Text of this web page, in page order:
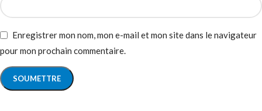
Enregistrer mon nom, mon e-mail et mon site dans le navigateur
pour mon prochain commentaire.